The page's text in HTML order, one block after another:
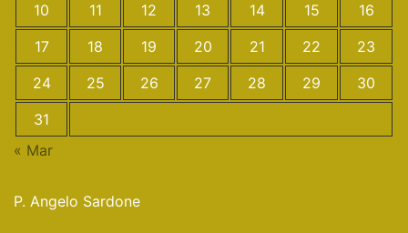
10
11 12 13 14 15
16
17
18 19 20 21 22
23
24
25 26 27 28 29
30
31
« Mar
P. Angelo Sardone